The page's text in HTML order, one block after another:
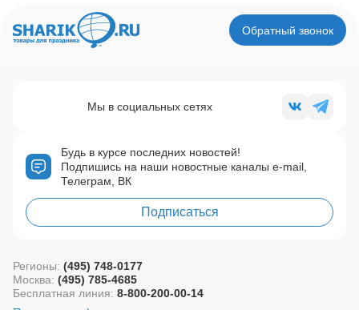
Обратный звонок
Будь в курсе последних новостей!
Подпишись на наши новостные каналы e-mail,
Телеграм, ВК
Подписаться
Мы в социальных сетях
Регионы: (495) 748-0177
Москва: (495) 785-4685
Бесплатная линия: 8-800-200-00-14